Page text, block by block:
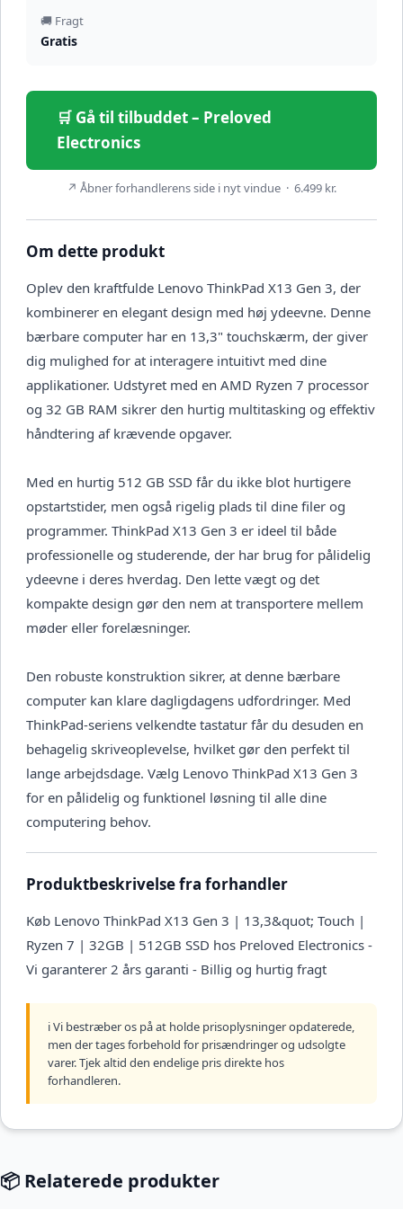
🚚 Fragt
Gratis
🛒 Gå til tilbuddet – Preloved
Electronics
↗ Åbner forhandlerens side i nyt vindue · 6.499 kr.
Om dette produkt
Oplev den kraftfulde Lenovo ThinkPad X13 Gen 3, der
kombinerer en elegant design med høj ydeevne. Denne
bærbare computer har en 13,3" touchskærm, der giver
dig mulighed for at interagere intuitivt med dine
applikationer. Udstyret med en AMD Ryzen 7 processor
og 32 GB RAM sikrer den hurtig multitasking og effektiv
håndtering af krævende opgaver.
Med en hurtig 512 GB SSD får du ikke blot hurtigere
opstartstider, men også rigelig plads til dine filer og
programmer. ThinkPad X13 Gen 3 er ideel til både
professionelle og studerende, der har brug for pålidelig
ydeevne i deres hverdag. Den lette vægt og det
kompakte design gør den nem at transportere mellem
møder eller forelæsninger.
Den robuste konstruktion sikrer, at denne bærbare
computer kan klare dagligdagens udfordringer. Med
ThinkPad-seriens velkendte tastatur får du desuden en
behagelig skriveoplevelse, hvilket gør den perfekt til
lange arbejdsdage. Vælg Lenovo ThinkPad X13 Gen 3
for en pålidelig og funktionel løsning til alle dine
computering behov.
Produktbeskrivelse fra forhandler
Køb Lenovo ThinkPad X13 Gen 3 | 13,3&quot; Touch |
Ryzen 7 | 32GB | 512GB SSD hos Preloved Electronics -
Vi garanterer 2 års garanti - Billig og hurtig fragt
ℹ️ Vi bestræber os på at holde prisoplysninger opdaterede,
men der tages forbehold for prisændringer og udsolgte
varer. Tjek altid den endelige pris direkte hos
forhandleren.
📦 Relaterede produkter